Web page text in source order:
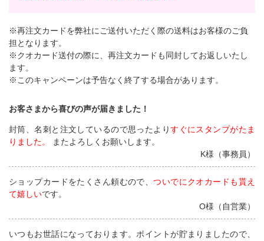
※再注文カードを弊社にご送付いただく際の送料はお客様のご負
担となります。
※クオカード送付の際に、再注文カードも同封してお返しいたし
ます。
※このキャンペーンは予告なく終了する場合があります。
お客さまから喜びの声が届きました！
封筒、名刺と注文しているので思ったよりすぐにスタンプがたま
りました。
またよろしくお願いします。
K様（事務員）
ショップカードをたくさん頼むので、ついでにクオカードも貰え
て嬉しいです。
O様（自営業）
いつもお世話になっております。ポイントが貯まりましたので、